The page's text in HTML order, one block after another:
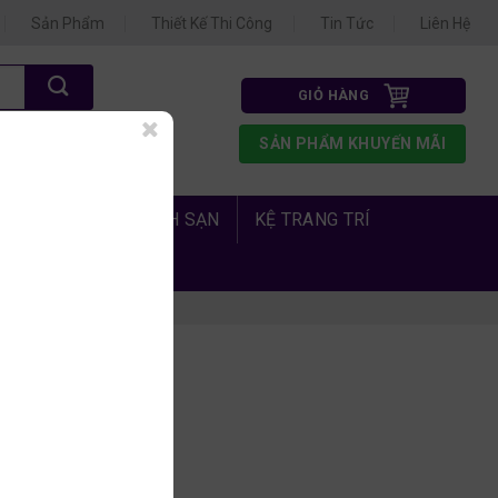
Sản Phẩm Thiết Kế Thi Công Tin Tức Liên Hệ
GIỎ HÀNG
SẢN PHẨM KHUYẾN MÃI
PHÒNG NGỦ KHÁCH SẠN KỆ TRANG TRÍ